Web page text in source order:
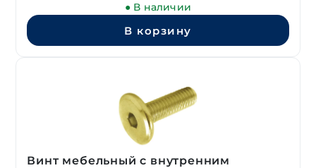
● В наличии
В корзину
Винт мебельный с внутренним